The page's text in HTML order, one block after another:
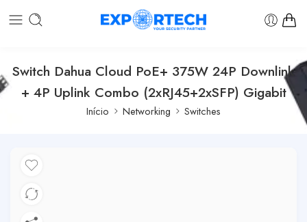
Switch Dahua Cloud PoE+ 375W 24P Downlink
+ 4P Uplink Combo (2xRJ45+2xSFP) Gigabit
Início Networking Switches